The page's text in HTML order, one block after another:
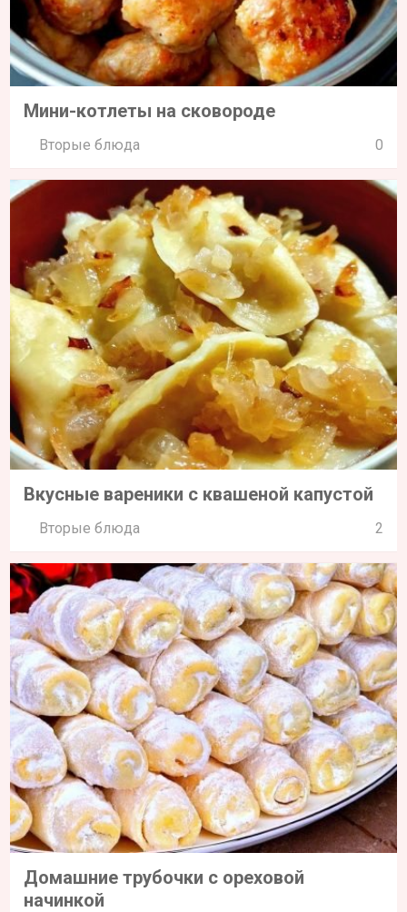
Мини-котлеты на сковороде
Вторые блюда 0
Вкусные вареники с квашеной капустой
Вторые блюда 2
Домашние трубочки с ореховой
начинкой